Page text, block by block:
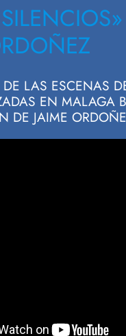
LAS ESCENAS
EN MALAGA
DE JAIME